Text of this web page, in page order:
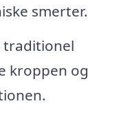
smerter.
traditionel
kroppen og